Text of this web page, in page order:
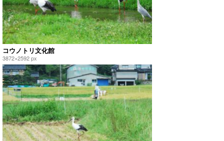
コウノトリ文化館
3872×2592 px